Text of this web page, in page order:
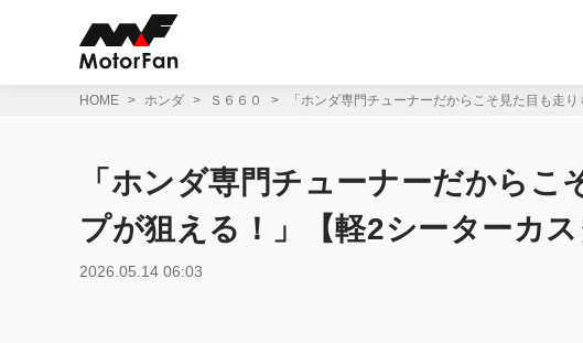
HOME ホンダ Ｓ６６０ 「ホンダ専門チューナーだからこそ見た目も走
「ホンダ専門チューナーだから
プが狙える！」【軽2シーターカス
2026.05.14 06:03